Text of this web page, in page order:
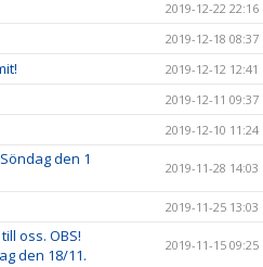
2019-12-22 22:16
2019-12-18 08:37
2019-12-12 12:41
2019-12-11 09:37
2019-12-10 11:24
den 1
2019-11-28 14:03
2019-11-25 13:03
oss. OBS!
den 18/11.
2019-11-15 09:25